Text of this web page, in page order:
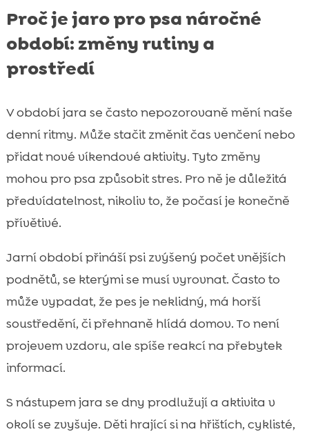
Proč je jaro pro psa náročné
období: změny rutiny a
prostředí
V období jara se často nepozorovaně mění naše
denní ritmy. Může stačit změnit čas venčení nebo
přidat nové víkendové aktivity. Tyto změny
mohou pro psa způsobit stres. Pro ně je důležitá
předvídatelnost, nikoliv to, že počasí je konečně
přívětivé.
Jarní období přináší psi zvýšený počet vnějších
podnětů, se kterými se musí vyrovnat. Často to
může vypadat, že pes je neklidný, má horší
soustředění, či přehnaně hlídá domov. To není
projevem vzdoru, ale spíše reakcí na přebytek
informací.
S nástupem jara se dny prodlužují a aktivita v
okolí se zvyšuje. Děti hrající si na hřištích, cyklisté,